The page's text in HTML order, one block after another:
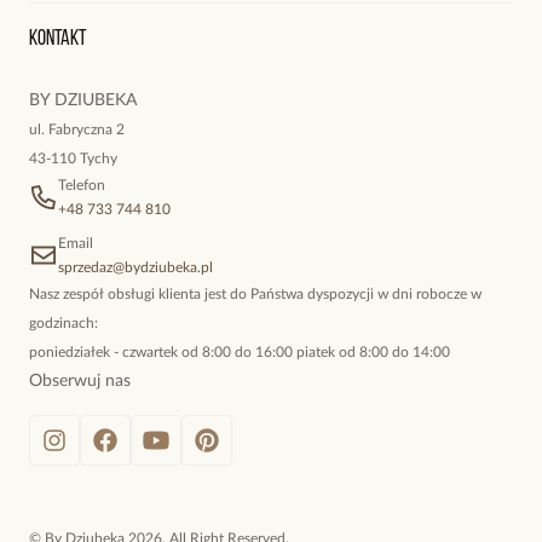
Oryginalne naszyjniki, topowe bransoletki, okazałe kolczyki,
Kontakt
BY DZIUBEKA
ul. Fabryczna 2
43-110 Tychy
Telefon
+48 733 744 810
Email
sprzedaz@bydziubeka.pl
Nasz zespół obsługi klienta jest do Państwa dyspozycji w dni robocze w
godzinach:
poniedziałek - czwartek od 8:00 do 16:00 piatek od 8:00 do 14:00
Obserwuj nas
© By Dziubeka 2026. All Right Reserved.